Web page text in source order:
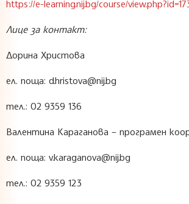
https://e-learning.nij.bg/course/
Лице за контакт:
Дорина Христова
ел. поща: d.hristova@nij.bg
тел.: 02 9359 136
Валентина Караганова – програмен
ел. поща: v.karaganova@nij.bg
тел.: 02 9359 123